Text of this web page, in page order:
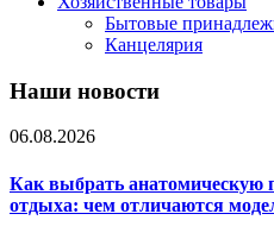
Бытовые
Канцелярия
Наши новости
06.08.2026
Как выбрать анатомическую
отдыха: чем отличаются